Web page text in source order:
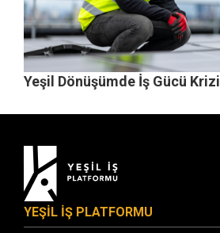
Yeşil Dönüşümde İş Gücü Krizi
YEŞİL İŞ PLATFORMU